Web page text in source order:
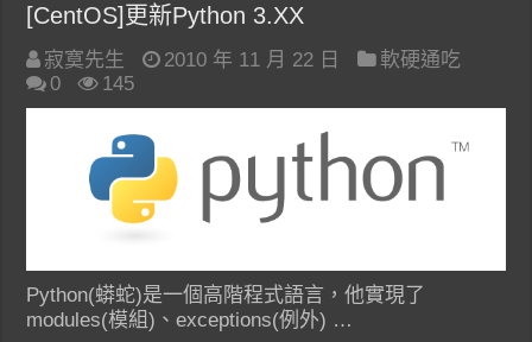
[CentOS]更新Python 3.XX
寂寞先生 2010 年 11 月 22 日
軟硬通吃
0
145
Python(蟒蛇)是一個高階程式語言，他實現了
modules(模組)、exceptions(例外) …